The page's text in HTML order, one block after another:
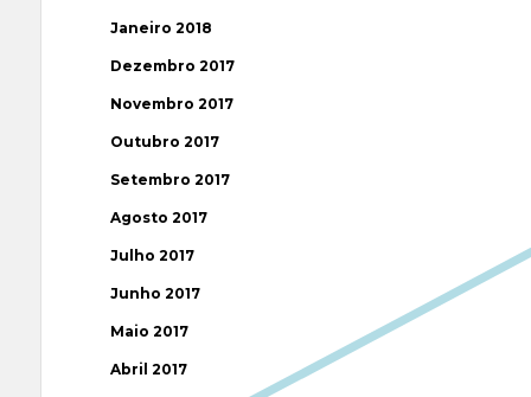
Janeiro 2018
Dezembro 2017
Novembro 2017
Outubro 2017
Setembro 2017
Agosto 2017
Julho 2017
Junho 2017
Maio 2017
Abril 2017